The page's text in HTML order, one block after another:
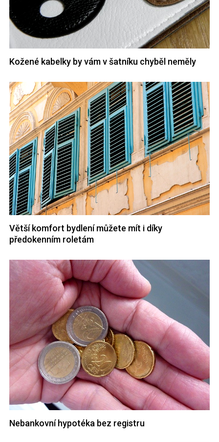
Kožené kabelky by vám v šatníku chyběl neměly
Větší komfort bydlení můžete mít i díky
předokenním roletám
Nebankovní hypotéka bez registru